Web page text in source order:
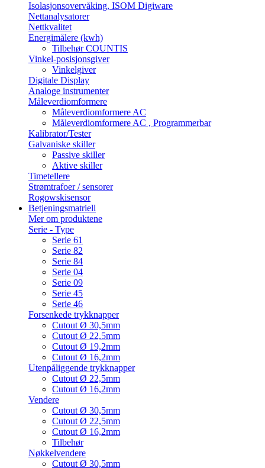
Isolasjonsovervåking, ISOM Digiware
Nettanalysatorer
Nettkvalitet
Energimålere (kwh)
Tilbehør COUNTIS
Vinkel-posisjonsgiver
Vinkelgiver
Digitale Display
Analoge instrumenter
Måleverdiomformere
Måleverdiomformere AC
Måleverdiomformere AC , Programmerbar
Kalibrator/Tester
Galvaniske skiller
Passive skiller
Aktive skiller
Timetellere
Strømtrafoer / sensorer
Rogowskisensor
Betjeningsmatriell
Mer om produktene
Serie - Type
Serie 61
Serie 82
Serie 84
Serie 04
Serie 09
Serie 45
Serie 46
Forsenkede trykknapper
Cutout Ø 30,5mm
Cutout Ø 22,5mm
Cutout Ø 19,2mm
Cutout Ø 16,2mm
Utenpåliggende trykknapper
Cutout Ø 22,5mm
Cutout Ø 16,2mm
Vendere
Cutout Ø 30,5mm
Cutout Ø 22,5mm
Cutout Ø 16,2mm
Tilbehør
Nøkkelvendere
Cutout Ø 30,5mm